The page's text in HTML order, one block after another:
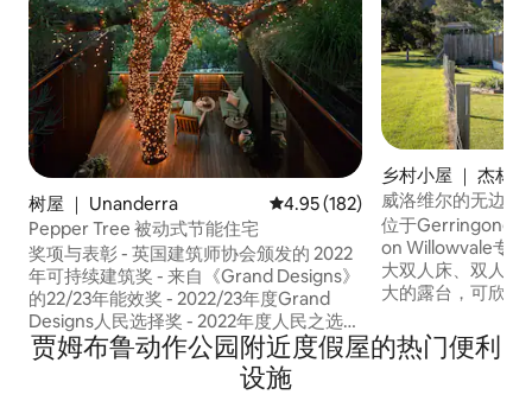
树屋 ｜ Unanderra 平均评分 4.95 分（满分 5 分），
4.95 (182)
Pepper Tree 被动式节能住宅
奖项与表彰 - 英国建筑师协会颁发的 2022
年可持续建筑奖 - 来自《Grand Designs》
的22/23年能效奖 - 2022/23年度Grand
Designs人民选择奖 - 2022年度人民之选
Habitus House of the Year - 2022年单户
住宅可持续发展奖 - 2022年最佳可持续发
展奖 - 2022年新南威尔士州大师级建筑商
乡村小屋 ｜ 杰林冈
威洛维尔的无边际
位于Gerringong
on Willowvale专
大双人床、双人浴
大的露台，可欣赏
Willowvale路上，
丘，拥有奶牛场
贾姆布鲁动作公园附近度假屋的热门便利
设施